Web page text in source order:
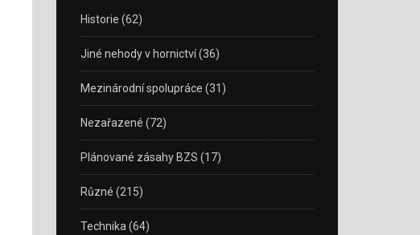
Historie (62)
Jiné nehody v hornictví(36)
Mezinárodní spolupráce (31)
Nezařazené (72)
Plánované zásahy BZS (17)
Různé (215)
Technika (64)